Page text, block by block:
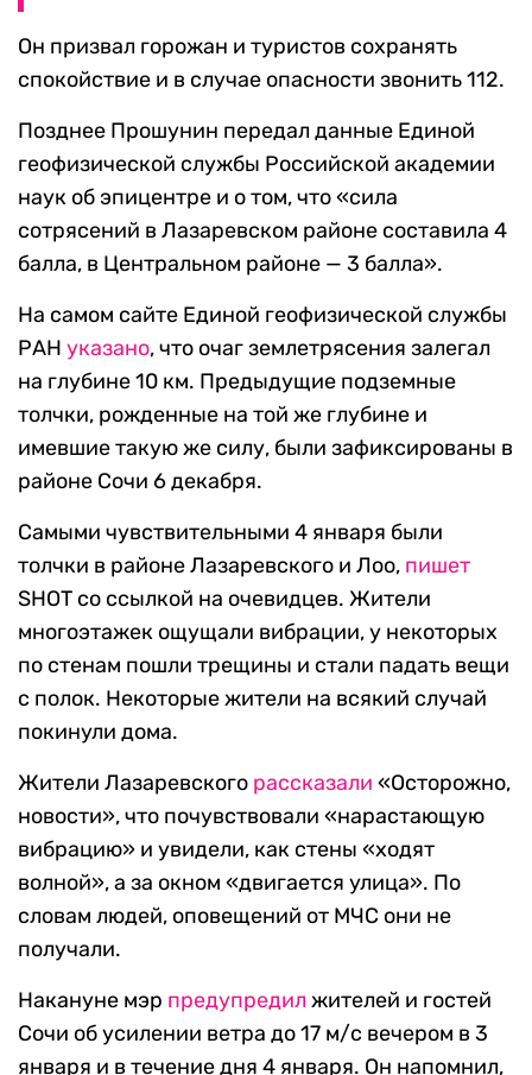
Он призвал горожан и туристов сохранять
спокойствие и в случае опасности звонить 112.
Позднее Прошунин передал данные Единой
геофизической службы Российской академии
наук об эпицентре и о том, что «сила
сотрясений в Лазаревском районе составила 4
балла, в Центральном районе — 3 балла».
На самом сайте Единой геофизической службы
РАН указано, что очаг землетрясения залегал
на глубине 10 км. Предыдущие подземные
толчки, рожденные на той же глубине и
имевшие такую же силу, были зафиксированы в
районе Сочи 6 декабря.
Самыми чувствительными 4 января были
толчки в районе Лазаревского и Лоо, пишет
SHOT со ссылкой на очевидцев. Жители
многоэтажек ощущали вибрации, у некоторых
по стенам пошли трещины и стали падать вещи
с полок. Некоторые жители на всякий случай
покинули дома.
Жители Лазаревского рассказали «Осторожно,
новости», что почувствовали «нарастающую
вибрацию» и увидели, как стены «ходят
волной», а за окном «двигается улица». По
словам людей, оповещений от МЧС они не
получали.
Накануне мэр предупредил жителей и гостей
Сочи об усилении ветра до 17 м/с вечером в 3
января и в течение дня 4 января. Он напомнил,